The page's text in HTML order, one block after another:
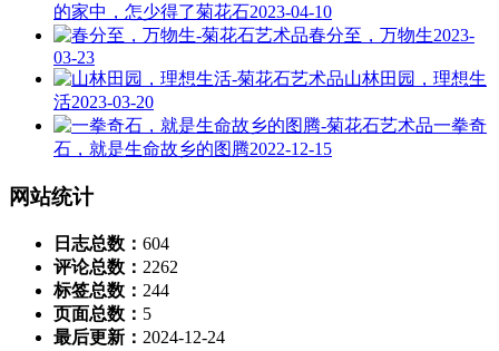
的家中，怎少得了菊花石2023-04-10
春分至，万物生2023-
03-23
山林田园，理想生
活2023-03-20
一拳奇
石，就是生命故乡的图腾2022-12-15
网站统计
日志总数： 604
评论总数： 2262
标签总数： 244
页面总数： 5
最后更新： 2024-12-24